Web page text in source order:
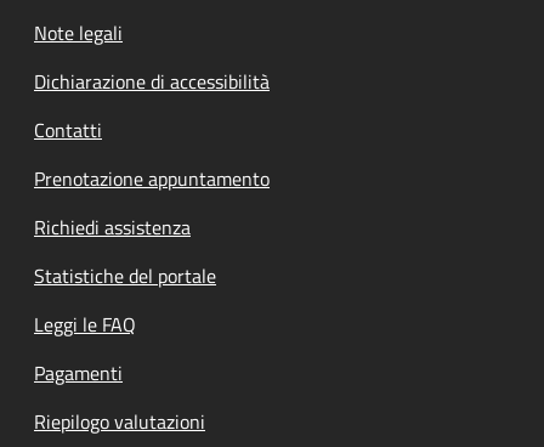
Note legali
Dichiarazione di accessibilità
Contatti
Prenotazione appuntamento
Richiedi assistenza
Statistiche del portale
Leggi le FAQ
Pagamenti
Riepilogo valutazioni